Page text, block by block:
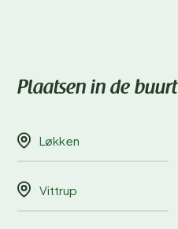
Plaatsen in de buurt
Løkken
Vittrup